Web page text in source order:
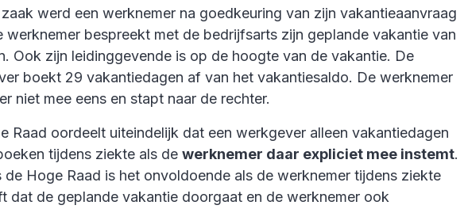
werd een werknemer na goedkeuring van zijn vakantieaanvraag
werknemer bespreekt met de bedrijfsarts zijn geplande vakantie van
Ook zijn leidinggevende is op de hoogte van de vakantie. De
boekt 29 vakantiedagen af van het vakantiesaldo. De werknemer
niet mee eens en stapt naar de rechter.
Raad oordeelt uiteindelijk dat een werkgever alleen vakantiedagen
tijdens ziekte als de werknemer daar expliciet mee instemt.
de Hoge Raad is het onvoldoende als de werknemer tijdens ziekte
dat de geplande vakantie doorgaat en de werknemer ook